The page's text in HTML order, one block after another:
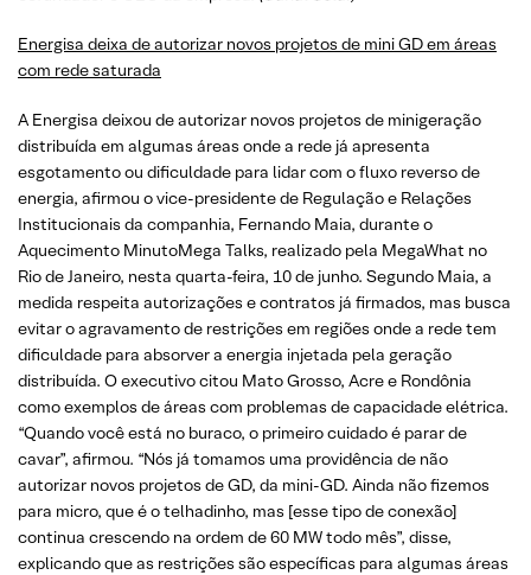
Energisa deixa de autorizar novos projetos de mini GD em áreas
com rede saturada
A Energisa deixou de autorizar novos projetos de minigeração
distribuída em algumas áreas onde a rede já apresenta
esgotamento ou dificuldade para lidar com o fluxo reverso de
energia, afirmou o vice-presidente de Regulação e Relações
Institucionais da companhia, Fernando Maia, durante o
Aquecimento MinutoMega Talks, realizado pela MegaWhat no
Rio de Janeiro, nesta quarta-feira, 10 de junho. Segundo Maia, a
medida respeita autorizações e contratos já firmados, mas busca
evitar o agravamento de restrições em regiões onde a rede tem
dificuldade para absorver a energia injetada pela geração
distribuída. O executivo citou Mato Grosso, Acre e Rondônia
como exemplos de áreas com problemas de capacidade elétrica.
“Quando você está no buraco, o primeiro cuidado é parar de
cavar”, afirmou. “Nós já tomamos uma providência de não
autorizar novos projetos de GD, da mini-GD. Ainda não fizemos
para micro, que é o telhadinho, mas [esse tipo de conexão]
continua crescendo na ordem de 60 MW todo mês”, disse,
explicando que as restrições são específicas para algumas áreas